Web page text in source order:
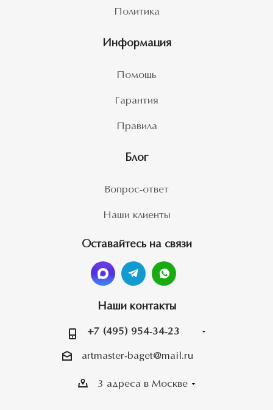
Политика
Информация
Помощь
Гарантия
Правила
Блог
Вопрос-ответ
Наши клиенты
Оставайтесь на связи
Наши контакты
+7 (495) 954-34-23
artmaster-baget@mail.ru
3 адреса в Москве